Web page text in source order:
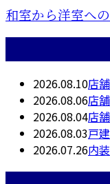
和室から洋室へ
2026.08.10店
2026.08.06店
2026.08.04店
2026.08.03戸
2026.07.26内